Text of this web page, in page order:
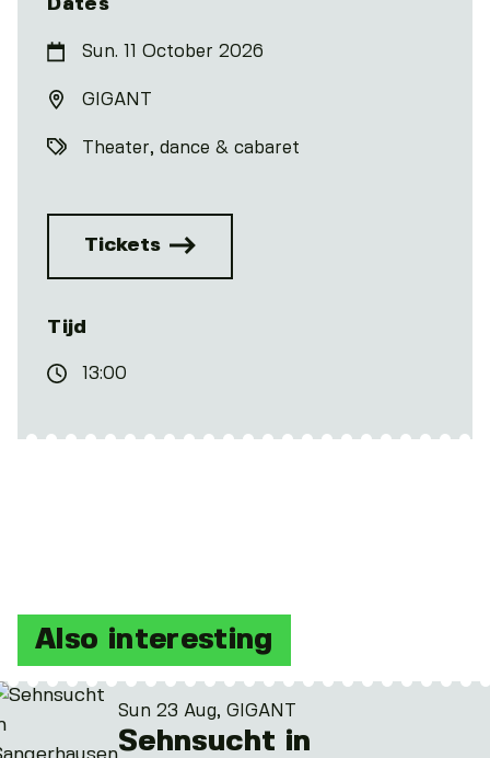
Dates
Sun. 11 October 2026
GIGANT
Theater, dance & cabaret
Tickets
Tijd
13:00
Also interesting
Sun 23 Aug, GIGANT
Sehnsucht in